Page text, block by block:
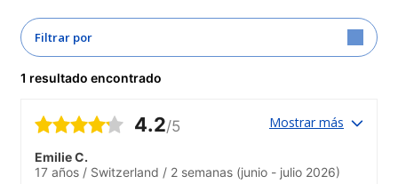
Filtrar por
1 resultado encontrado
4.2/5 Mostrar más
Emilie C.
17 años / Switzerland / 2 semanas (junio - julio 2026)